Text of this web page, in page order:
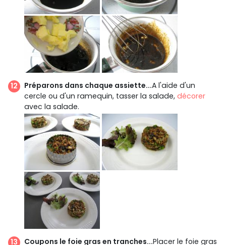
Préparons dans chaque assiette...A l'aide d'un
cercle ou d'un ramequin, tasser la salade, décorer
avec la salade.
Coupons le foie gras en tranches...Placer le foie gras